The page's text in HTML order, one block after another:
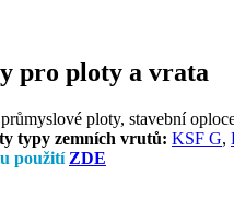
pro ploty a vrata
průmyslové ploty, stavební
typy zemních vrutů: KSF G,
použití ZDE